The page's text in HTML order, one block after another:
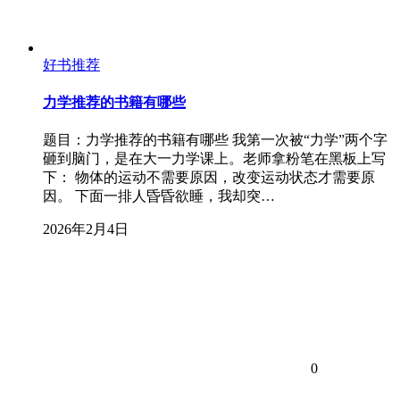
好书推荐
力学推荐的书籍有哪些
题目：力学推荐的书籍有哪些 我第一次被“力学”两个字
砸到脑门，是在大一力学课上。老师拿粉笔在黑板上写
下： 物体的运动不需要原因，改变运动状态才需要原
因。 下面一排人昏昏欲睡，我却突…
2026年2月4日
0